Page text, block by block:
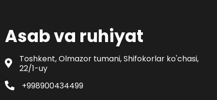
Asab va ruhiyat
Toshkent, Olmazor tumani, Shifokorlar ko'chasi,
22/1-uy
+998900434499